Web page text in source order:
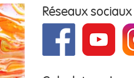
Réseaux sociaux